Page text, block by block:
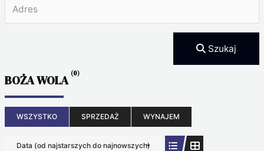
Szukaj
BOŻA WOLA (0)
WSZYSTKO SPRZEDAŻ WYNAJEM
Data (od najstarszych do najnowszych)